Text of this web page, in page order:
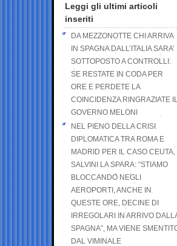
Leggi gli ultimi articoli
inseriti
DA MEZZONOTTE CHI ARRIVA
IN SPAGNA DALL’ITALIA SARA’
SOTTOPOSTO A CONTROLLI:
SE RESTATE IN CODA PER
ORE E PERDETE LA
COINCIDENZA RINGRAZIATE
GOVERNO MELONI
NEL PIENO DELLA CRISI
DIPLOMATICA TRA ROMA E
MADRID PER IL CASO CEUTA,
SALVINI LA SPARA: “STIAMO
BLOCCANDO NEGLI
AEROPORTI, ANCHE IN
QUESTE ORE, DECINE DI
IRREGOLARI IN ARRIVO
SPAGNA”, MA VIENE
DAL VIMINALE